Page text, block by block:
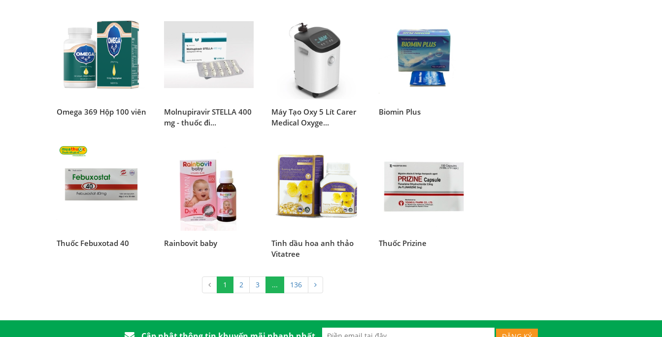
Omega 369 Hộp 100 viên
Molnupiravir STELLA 400
mg - thuốc đi...
Máy Tạo Oxy 5 Lít Carer
Medical Oxyge...
Biomin Plus
Thuốc Febuxotad 40 Rainbovit baby
Tinh dầu hoa anh thảo
Vitatree
Thuốc Prizine
1 2 3 ... 136